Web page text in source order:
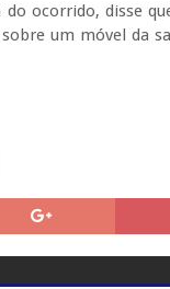
ocorrido, disse
um móvel da